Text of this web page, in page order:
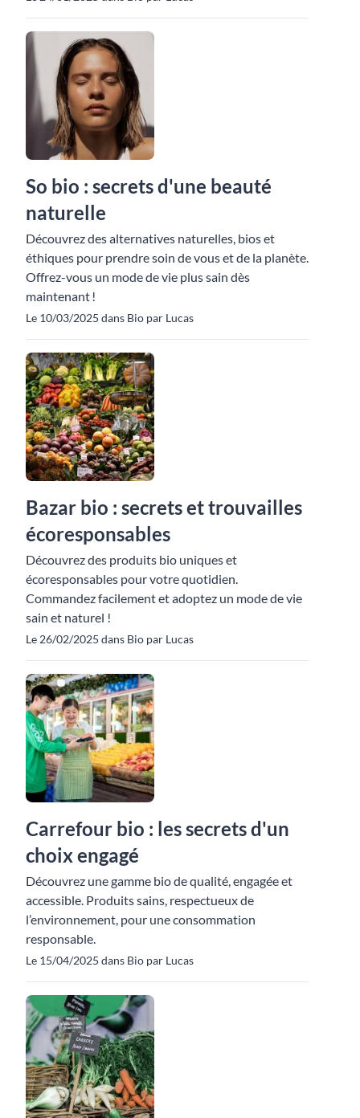
So bio : secrets d'une beauté
naturelle
Découvrez des alternatives naturelles, bios et
éthiques pour prendre soin de vous et de la planète.
Offrez-vous un mode de vie plus sain dès
maintenant !
Le 10/03/2025 dans Bio par Lucas
Bazar bio : secrets et trouvailles
écoresponsables
Découvrez des produits bio uniques et
écoresponsables pour votre quotidien.
Commandez facilement et adoptez un mode de vie
sain et naturel !
Le 26/02/2025 dans Bio par Lucas
Carrefour bio : les secrets d'un
choix engagé
Découvrez une gamme bio de qualité, engagée et
accessible. Produits sains, respectueux de
l’environnement, pour une consommation
responsable.
Le 15/04/2025 dans Bio par Lucas